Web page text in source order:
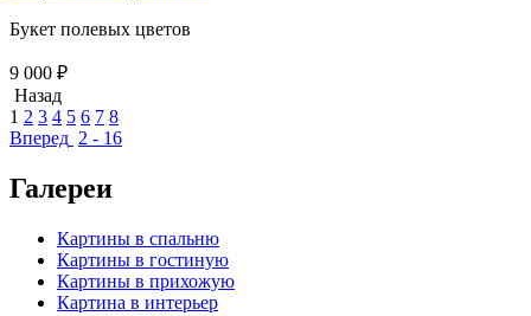
Букет полевых цветов
9 000 ₽
Назад
1 2 3 4 5 6 7 8
Вперед 2 - 16
Галереи
Картины в спальню
Картины в гостиную
Картины в прихожую
Картина в интерьер